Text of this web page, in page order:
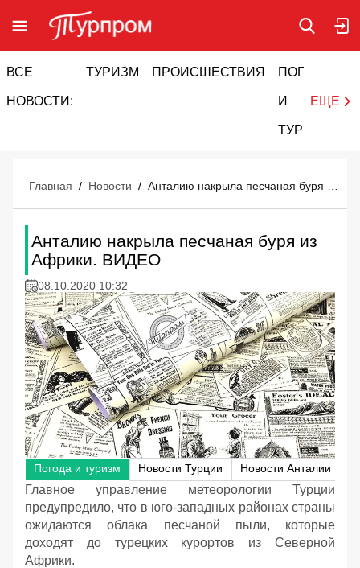
ВСЕ
НОВОСТИ:
ТУРИЗМ ПРОИСШЕСТВИЯ ПОГОДА
И
ТУРИЗМ
ЕЩЕ
Главная / Новости /
Анталию накрыла песчаная буря из
Африки. ВИДЕО
08.10.2020 10:32
Погода и туризм Новости Турции Новости Анталии
Главное управление метеорологии Турции
предупредило, что в юго-западных районах страны
ожидаются облака песчаной пыли, которые
доходят до турецких курортов из Северной
Африки.